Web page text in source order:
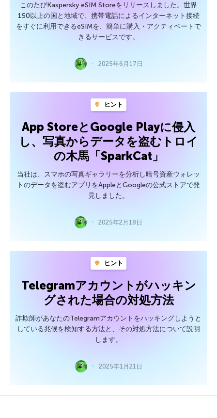
このたびKaspersky eSIM Storeをリリースしました。世界
150以上の国と地域で、携帯電話によるインターネット接続
をすぐに利用できるeSIMを、簡単に購入・アクティベートで
きるサービスです。
2025年6月17日
ヒント
App StoreとGoogle Playに侵入
し、写真からデータを盗むトロイ
の木馬「SparkCat」
当社は、スマホの写真ギャラリーを分析し暗号資産ウォレッ
トのデータを盗むアプリをAppleとGoogleの公式ストアで発
見しました。
2025年2月18日
ヒント
Telegramアカウントがハッキン
グされた場合の対処方法
詐欺師があなたのTelegramアカウントをハッキングしようと
している兆候を検知する方法と、その対処方法について説明
します。
2025年1月21日